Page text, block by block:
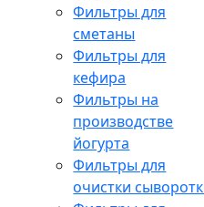
Фильтры для
сметаны
Фильтры для
кефира
Фильтры на
производстве
йогурта
Фильтры для
очистки